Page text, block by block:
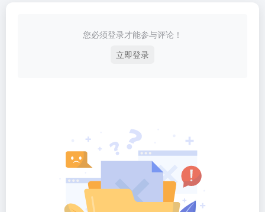
您必须登录才能参与评论！
立即登录